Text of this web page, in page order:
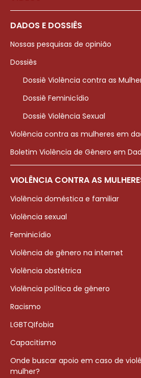
DADOS E DOSSIÊS
Nossas pesquisas de opinião
Dossiês
Dossiê Violência contra as
Dossiê Feminicídio
Dossiê Violência Sexual
Violência contra as mulheres em
Boletim Violência de Gênero em
VIOLÊNCIA CONTRA AS
Violência doméstica e familiar
Violência sexual
Feminicídio
Violência de gênero na internet
Violência obstétrica
Violência política de gênero
Racismo
LGBTQIfobia
Capacitismo
Onde buscar apoio em caso de
mulher?